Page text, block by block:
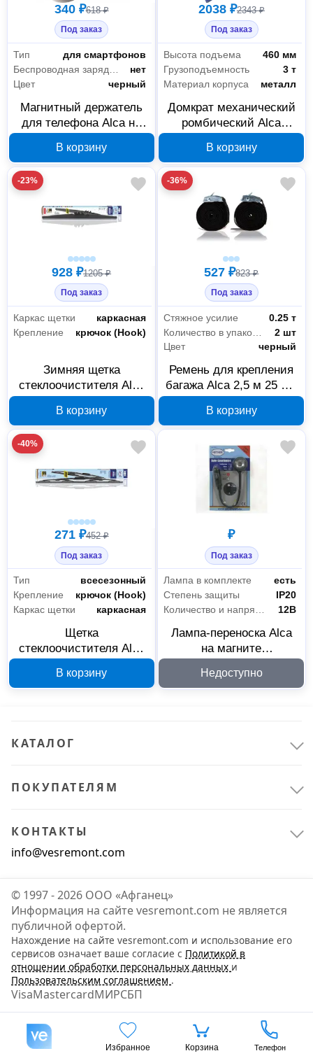
Избранное Корзина Телефон
Автосервисное оборудование
Автомобильные аксессуары 3
Домкраты
Грузоподъемное оборудование
340 ₽618 ₽
Под заказ
Тип
для смартфонов
нет
Цвет
черный
Магнитный держатель
для телефона Alca на
528110
В корзину
2038 ₽2343 ₽
Под заказ
Высота подъема
460 мм
Грузоподъемность
3 т
Материал корпуса
металл
Домкрат механический
ромбический Alca
В корзину
-23%
928 ₽1205 ₽
Под заказ
Каркас щетки
каркасная
Крепление
крючок (Hook)
Зимняя щетка
стеклоочистителя Alca
064000
В корзину
-36%
527 ₽823 ₽
Под заказ
Стяжное усилие
0.25 т
Количество в упаковке
2 шт
Цвет
черный
Ремень для крепления
багажа Alca 2,5 м 25 мм
В корзину
-40%
271 ₽452 ₽
Под заказ
Тип
всесезонный
Крепление
крючок (Hook)
Каркас щетки
каркасная
Щетка
стеклоочистителя Alca
дюймов / 400 мм
В корзину
₽
Под заказ
Лампа в комплекте
есть
Степень защиты
IP20
12В
Лампа-переноска Alca
на магните
574120
Недоступно
КАТАЛОГ
ПОКУПАТЕЛЯМ
КОНТАКТЫ
info@vesremont.com
© 1997 - 2026 ООО «Афганец»
Информация на сайте vesremont.com не является
публичной офертой.
Нахождение на сайте vesremont.com и использование его
сервисов означает ваше согласие с Политикой в
отношении обработки персональных данных и
Пользовательским соглашением .
VisaMastercardМИРСБП